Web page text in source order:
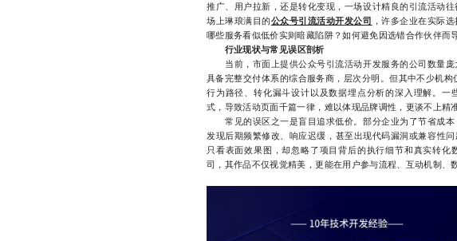
推广、用户拉新，还是转化变现，一场设计精良的引流活动
场上琳琅满目的公众号引流活动开发公司
，许多企业在实际
哪些服务看似低价实则暗藏陷阱？如何避免因选错合作伙伴而
行业现状与常见误区剖析
当前，市面上提供公众号引流活动开发服务的公司数量庞
具备完整交付体系的综合服务商，层次分明。但其中不少机
行为路径、转化漏斗设计以及数据埋点分析的深入理解。一
式，导致活动页面千篇一律，难以体现品牌调性，更谈不上精
常见的误区之一是盲目追求低价。部分企业为了节省成本
发现后期频繁修改、响应迟缓，甚至出现代码漏洞或兼容性问
只看表面效果图，却忽略了项目背后的执行细节和真实转化
司，其作品不仅视觉精美，更能在用户参与流程、互动机制、